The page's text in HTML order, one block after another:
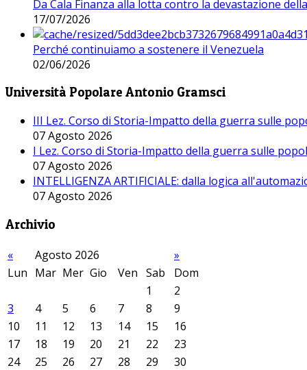
Da Cala Finanza alla lotta contro la devastazione
17/07/2026
Perché continuiamo a sostenere il Venezuela
02/06/2026
Università Popolare Antonio Gramsci
III Lez. Corso di Storia-Impatto della guerra sulle
07 Agosto 2026
I Lez. Corso di Storia-Impatto della guerra sulle
07 Agosto 2026
INTELLIGENZA ARTIFICIALE: dalla logica
07 Agosto 2026
Archivio
« Agosto 2026
»
Lun Mar Mer Gio Ven Sab
Dom
1
2
3
4 5 6 7 8
9
10
11 12 13 14 15
16
17
18 19 20 21 22
23
24
25 26 27 28 29
30